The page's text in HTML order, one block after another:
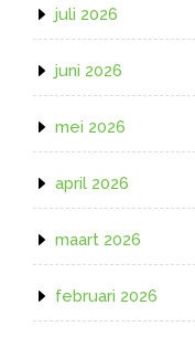
juli 2026
juni 2026
mei 2026
april 2026
maart 2026
februari 2026